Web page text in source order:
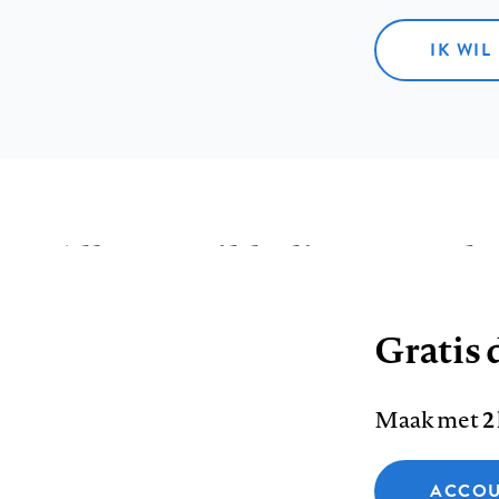
IK WIL
Alle ontwikkelingen op de
de meest opvallende artikelen in je mailbox.
Functionele cookies
Gratis
Maak met